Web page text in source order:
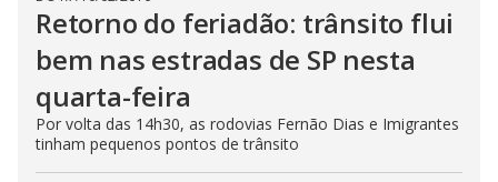
Retorno do feriadão: trânsito flui
bem nas estradas de SP nesta
quarta-feira
Por volta das 14h30, as rodovias Fernão Dias e Imigrantes
tinham pequenos pontos de trânsito